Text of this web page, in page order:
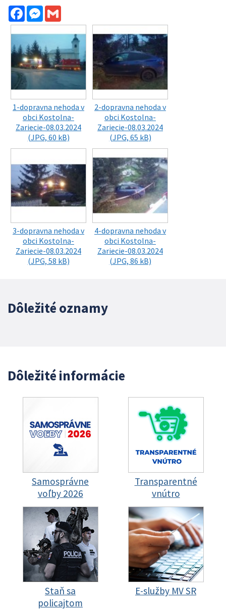
FacebookMessenger
1-dopravna nehoda v
obci Kostolna-
Zariecie-08.03.2024
(JPG, 60 kB)
2-dopravna nehoda v
obci Kostolna-
Zariecie-08.03.2024
(JPG, 65 kB)
3-dopravna nehoda v
obci Kostolna-
Zariecie-08.03.2024
(JPG, 58 kB)
4-dopravna nehoda v
obci Kostolna-
Zariecie-08.03.2024
(JPG, 86 kB)
Dôležité oznamy
Dôležité informácie
Samosprávne
voľby 2026
Transparentné
vnútro
Staň sa
policajtom
E-služby MV SR